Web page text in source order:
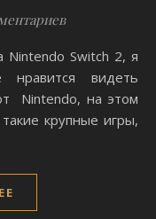
видеть
Nintendo, на этом
крупные игры,